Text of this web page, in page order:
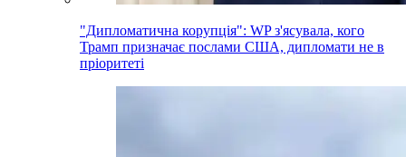
"Дипломатична корупція": WP з'ясувала, кого
Трамп призначає послами США, дипломати не в
пріоритеті